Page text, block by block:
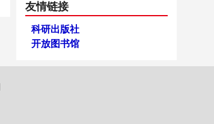
友情链接
科研出版社
开放图书馆